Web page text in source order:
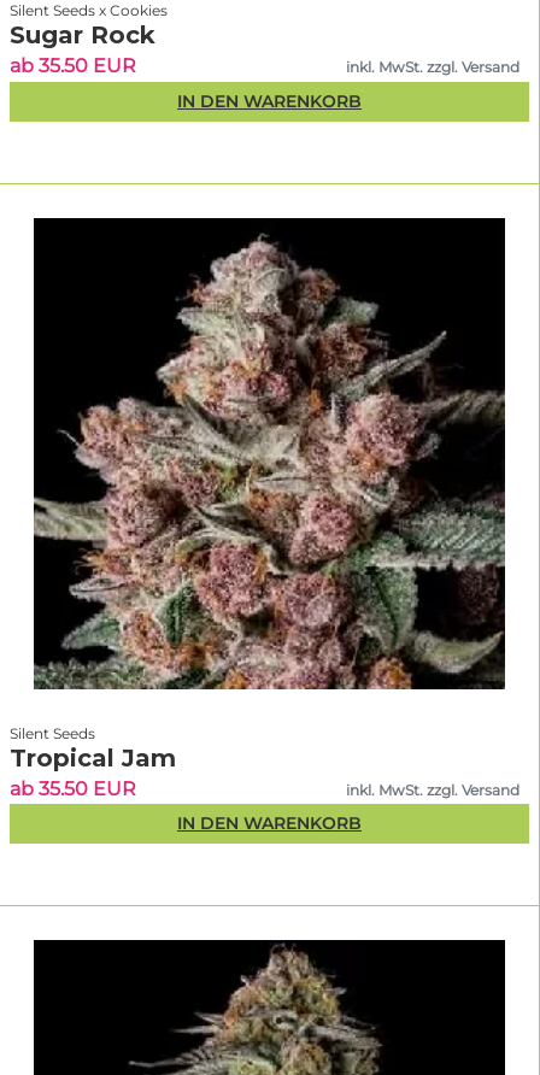
Silent Seeds x Cookies
Sugar Rock
ab 35.50 EUR inkl. MwSt. zzgl. Versand
IN DEN WARENKORB
Silent Seeds
Tropical Jam
ab 35.50 EUR inkl. MwSt. zzgl. Versand
IN DEN WARENKORB